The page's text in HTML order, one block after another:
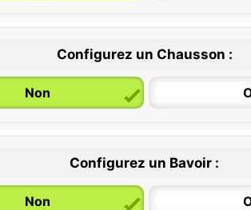
6 / 12 mois
Configurez un Chausson :
Non
Configurez un Bavoir :
Non